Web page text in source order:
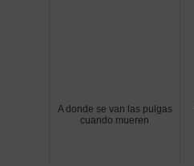
A donde se van las pulgas
cuando mueren